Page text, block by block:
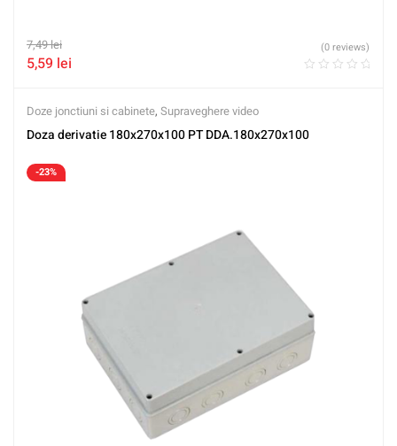
7,49lei
5,59 lei
(0 reviews)
Doze jonctiuni si cabinete, Supraveghere video
Doza derivatie 180x270x100 PT DDA.180x270x100
-23%